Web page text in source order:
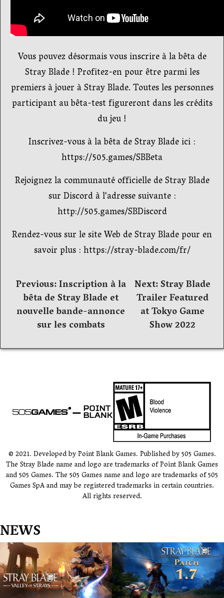
Vous pouvez désormais vous inscrire à la bêta de
Stray Blade ! Profitez-en pour être parmi les
premiers à jouer à Stray Blade. Toutes les personnes
participant au bêta-test figureront dans les crédits
du jeu !
Inscrivez-vous à la bêta de Stray Blade ici :
https://505.games/SBBeta
Rejoignez la communauté officielle de Stray Blade
sur Discord à l'adresse suivante :
http://505.games/SBDiscord
Rendez-vous sur le site Web de Stray Blade pour en
savoir plus : https://stray-blade.com/fr/
Navigation
de
l’article
Previous:Inscription à la
bêta de Stray Blade et
nouvelle bande-annonce
sur les combats
Next:Stray Blade
Trailer Featured
at Tokyo Game
Show 2022
© 2021. Developed by Point Blank Games. Published by 505 Games.
The Stray Blade name and logo are trademarks of Point Blank Games
and 505 Games. The 505 Games name and logo are trademarks of 505
Games SpA and may be registered trademarks in certain countries.
All rights reserved.
NEWS